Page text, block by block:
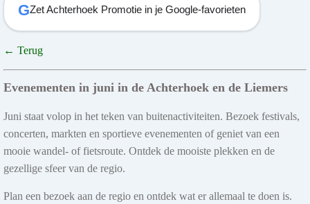
GZet Achterhoek Promotie in je Google-favorieten
← Terug
Evenementen in juni in de Achterhoek en de Liemers
Juni staat volop in het teken van buitenactiviteiten. Bezoek festivals,
concerten, markten en sportieve evenementen of geniet van een
mooie wandel- of fietsroute. Ontdek de mooiste plekken en de
gezellige sfeer van de regio.
Plan een bezoek aan de regio en ontdek wat er allemaal te doen is.